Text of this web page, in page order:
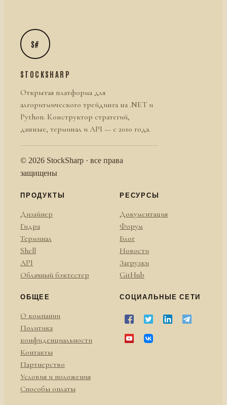
S#
STOCKSHARP
Открытая платформа для
алгоритмического трейдинга на .NET и
Python. Конструктор стратегий,
данные, терминал и API — с 2010 года.
© 2026 StockSharp · все права
защищены
ПРОДУКТЫ
Дизайнер
Гидра
Терминал
Shell
API
Облачный бэктестер
РЕСУРСЫ
Документация
Форум
Блог
Новости
Загрузки
GitHub
ОБЩЕЕ
О компании
Политика
конфиденциальности
Контакты
Партнерство
Условия и положения
Способы оплаты
СОЦИАЛЬНЫЕ СЕТИ